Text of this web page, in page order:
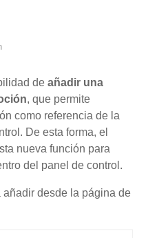
deañadir una
, que permite
como referencia de la
De esta forma, el
nueva función para
del panel de control.
añadir desde la página de